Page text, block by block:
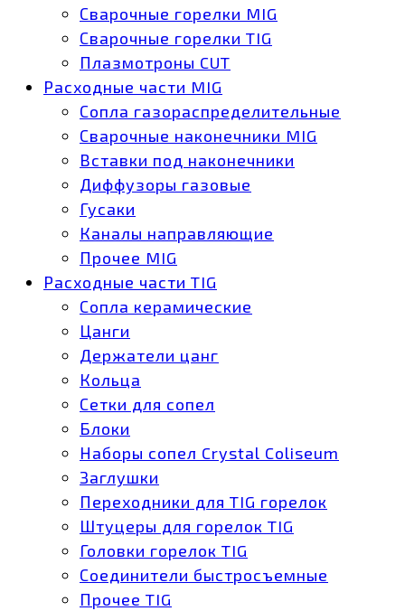
Сварочные горелки MIG
Сварочные горелки TIG
Плазмотроны CUT
Расходные части MIG
Сопла газораспределительные
Сварочные наконечники MIG
Вставки под наконечники
Диффузоры газовые
Гусаки
Каналы направляющие
Прочее MIG
Расходные части TIG
Сопла керамические
Цанги
Держатели цанг
Кольца
Сетки для сопел
Блоки
Наборы сопел Crystal Coliseum
Заглушки
Переходники для TIG горелок
Штуцеры для горелок TIG
Головки горелок TIG
Соединители быстросъемные
Прочее TIG